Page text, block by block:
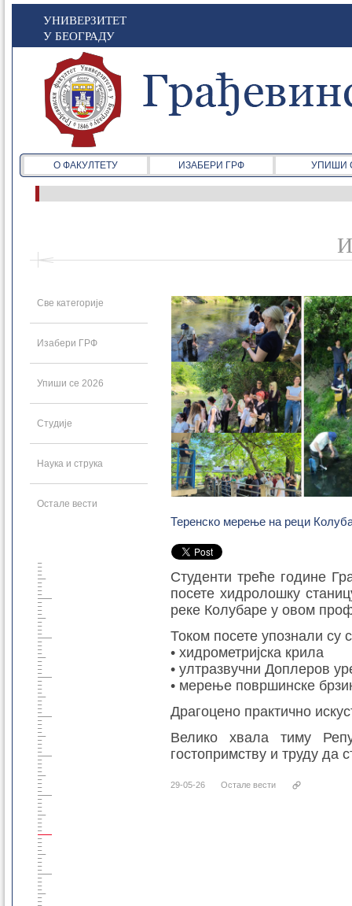
УНИВЕРЗИТЕТ
У БЕОГРАДУ
О ФАКУЛТЕТУ ИЗАБЕРИ ГРФ УПИШИ
Све категорије
Изабери ГРФ
Упиши се 2026
Студије
Наука и струка
Остале вести
Теренско мерење на реци
Студенти треће године
посете хидролошку
реке Колубаре у овом
Током посете упознали су
• хидрометријска крила
• ултразвучни Доплеров
• мерење површинске
Драгоцено практично
Велико хвала тиму
гостопримству и труду да
29-05-26 Остале вести